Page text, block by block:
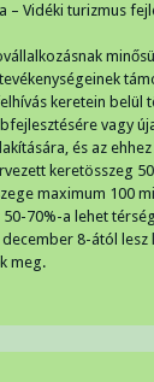
Vidéki turizmus
keretein belül
vagy
és az
keretösszeg
maximum 100
70%-a lehet
8-ától lesz
meg.